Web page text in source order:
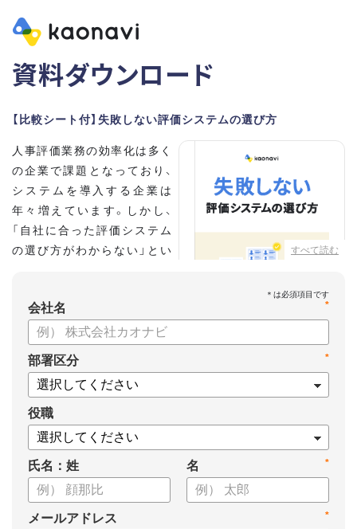
資料ダウンロード
【比較シート付】失敗しない評価システムの選び方
すべて読む
人事評価業務の効率化は多く
の企業で課題となっており、
システムを導入する企業は
年々増えています。しかし、
「自社に合った評価システム
の選び方がわからない」とい
こちらの資料では、
・人事評価システムが必要な企業の特徴
・導入検討に必要な3つの視点
・7つの選定ポイント
についてまとめましたので、ぜひお役立てください。
*
会社名
*
部署区分
役職
氏名：姓 *
名
*
メールアドレス